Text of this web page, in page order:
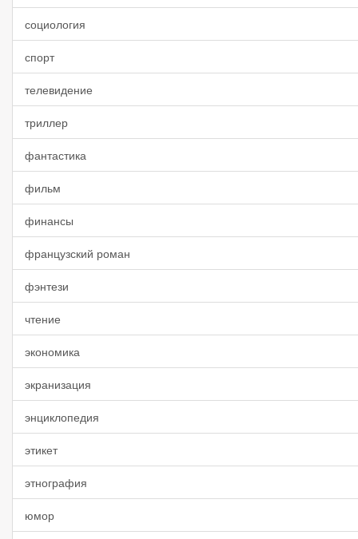
социология
спорт
телевидение
триллер
фантастика
фильм
финансы
французский роман
фэнтези
чтение
экономика
экранизация
энциклопедия
этикет
этнография
юмор